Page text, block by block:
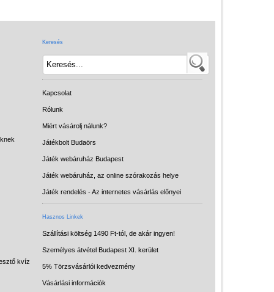
kvíz
Keresés
Kapcsolat
Rólunk
Miért vásárolj nálunk?
Játékbolt Budaörs
Játék webáruház Budapest
Játék webáruház, az online szórakozás helye
Játék rendelés - Az internetes vásárlás előnyei
Hasznos Linkek
Szállítási költség 1490 Ft-tól, de akár ingyen!
Személyes átvétel Budapest XI. kerület
5% Törzsvásárlói kedvezmény
Vásárlási információk
Intelligens gyurma
Licenszes TOP
gyerekajándékok
LOGICO
LÜK